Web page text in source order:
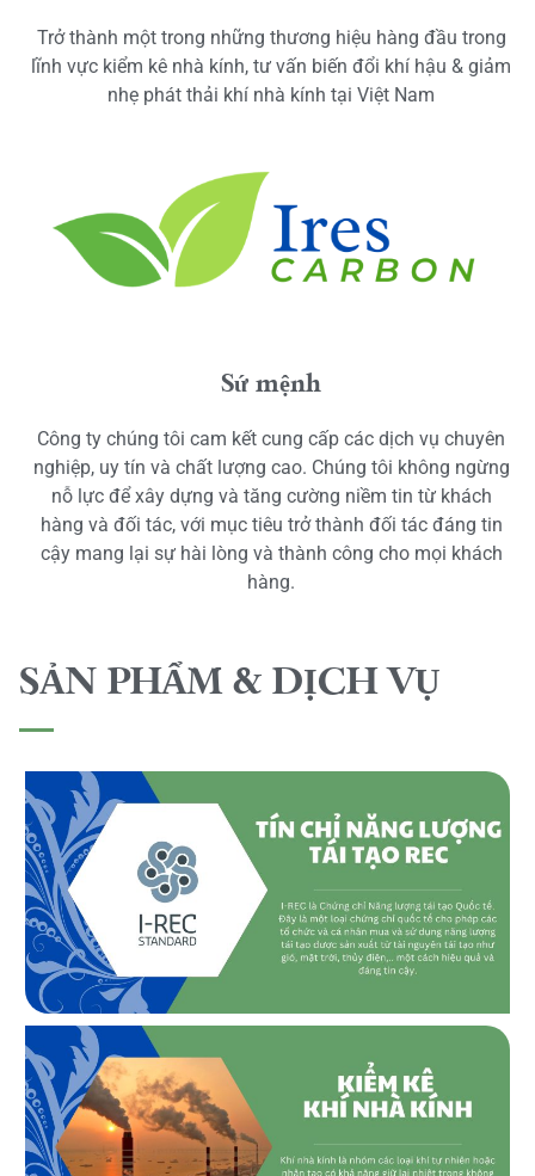
Trở thành một trong những thương hiệu hàng đầu trong
lĩnh vực kiểm kê nhà kính, tư vấn biến đổi khí hậu & giảm
nhẹ phát thải khí nhà kính tại Việt Nam
Sứ mệnh
Công ty chúng tôi cam kết cung cấp các dịch vụ chuyên
nghiệp, uy tín và chất lượng cao. Chúng tôi không ngừng
nỗ lực để xây dựng và tăng cường niềm tin từ khách
hàng và đối tác, với mục tiêu trở thành đối tác đáng tin
cậy mang lại sự hài lòng và thành công cho mọi khách
hàng.
SẢN PHẨM & DỊCH VỤ